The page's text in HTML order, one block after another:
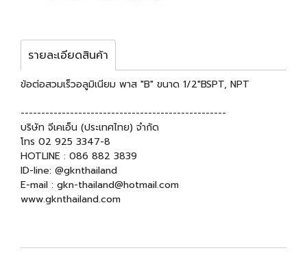
รายละเอียดสินค้า
ข้อต่อสวมเร็วอลูมิเนียม พาส "B" ขนาด 1/2"BSPT, NPT
--------------------------------------------------
บริษัท จีเคเอ็น (ประเทศไทย) จำกัด
โทร 02 925 3347-8
HOTLINE : 086 882 3839
ID-line: @gknthailand
E-mail : gkn-thailand@hotmail.com
www.gknthailand.com